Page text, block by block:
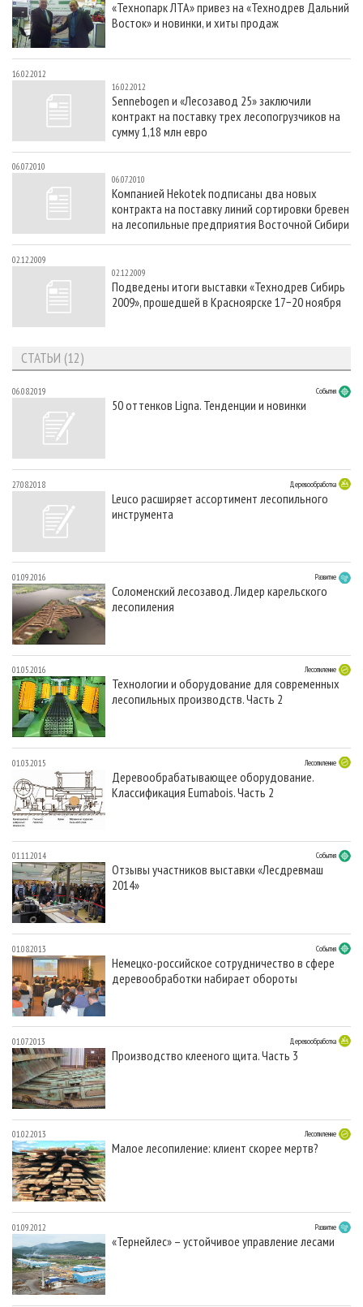
СУШКА ДРЕВЕСИНЫ
ПРОИЗВОДСТВО ДРЕВЕСНЫХ ПЛИТ
ДЕРЕВЯННОЕ ДОМОСТРОЕНИЕ
ПРОИЗВОДСТВО МЕБЕЛИ
БИОЭНЕРГЕТИКА
ЦБП
ИНСТРУМЕНТ И МАТЕРИАЛЫ
ПЕРСОНЫ
МОБИЛЬНЫЕ ВЫСТАВКИ
ПРИОРИТЕТНЫЕ ИНВЕСТПРОЕКТЫ
RUSSIAN FORESTRY REVIEW
ГАЗЕТА ЛЕСПРОМФОРУМ
БИБЛИОТЕКА СПЕЦИАЛИСТА
КОНТАКТЫ
РЕКЛАМА
РЕКЛАМА НА САЙТЕ
«Технопарк ЛТА» привез на «Технодрев Дальний
Восток» и новинки, и хиты продаж
16.02.2012
16.02.2012
Sennebogen и «Лесозавод 25» заключили
контракт на поставку трех лесопогрузчиков на
сумму 1,18 млн евро
06.07.2010
06.07.2010
Компанией Hekotek подписаны два новых
контракта на поставку линий сортировки бревен
на лесопильные предприятия Восточной Сибири
02.12.2009
02.12.2009
Подведены итоги выставки «Технодрев Сибирь
2009», прошедшей в Красноярске 17−20 ноября
СТАТЬИ (12)
06.08.2019 События
50 оттенков Ligna. Тенденции и новинки
27.08.2018 Деревообработка
Leuco расширяет ассортимент лесопильного
инструмента
01.09.2016 Развитие
Соломенский лесозавод. Лидер карельского
лесопиления
01.05.2016 Лесопиление
Технологии и оборудование для современных
лесопильных производств. Часть 2
01.03.2015 Лесопиление
Деревообрабатывающее оборудование.
Классификация Eumabois. Часть 2
01.11.2014 События
Отзывы участников выставки «Лесдревмаш
2014»
01.08.2013 События
Немецко-российское сотрудничество в сфере
деревообработки набирает обороты
01.07.2013 Деревообработка
Производство клееного щита. Часть 3
01.02.2013 Лесопиление
Малое лесопиление: клиент скорее мертв?
01.09.2012 Развитие
«Тернейлес» – устойчивое управление лесами